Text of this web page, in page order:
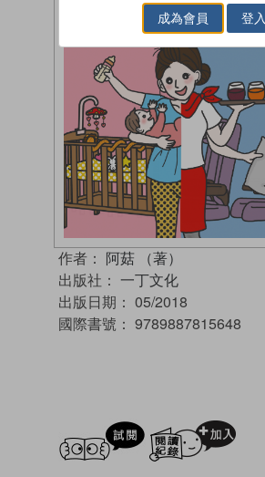
作者： 阿菇 （著）
出版社： 一丁文化
出版日期： 05/2018
國際書號： 9789887815648
試閲
成為會員 登入